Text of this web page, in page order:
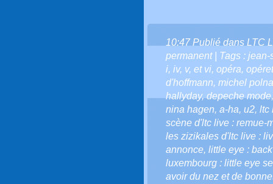
10:47 Publié dans LTC
permanent| Tags : jean-
i, iv, v, et vi, opéra,
d'hoffmann, michel
hallyday,depeche mode
nina hagen, a-ha, u2, ltc
scène d'ltc live : remue-
les zizikales d'ltc live :
annonce, little eye :
luxembourg : little eye
avoir du nez et de